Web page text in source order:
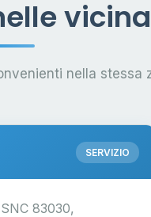
nella stessa
SERVIZIO
83030,